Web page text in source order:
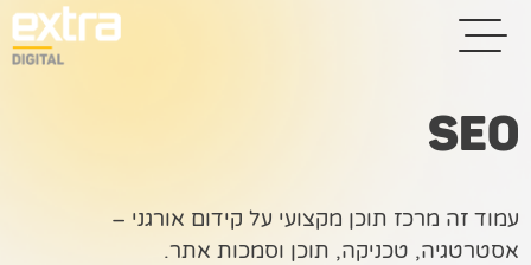
בניית אתרים
SEO
עמוד זה מרכז תוכן מקצועי על קידום אורגני –
אסטרטגיה, טכניקה, תוכן וסמכות אתר.